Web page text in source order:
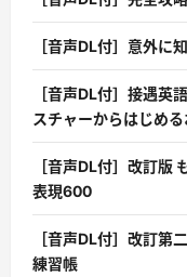
［音声DL付］意外に
［音声DL付］接遇英
スチャーからはじめ
［音声DL付］改訂版
表現600
［音声DL付］改訂第
練習帳